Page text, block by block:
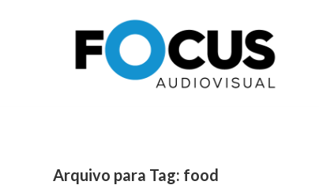
Arquivo para Tag: food